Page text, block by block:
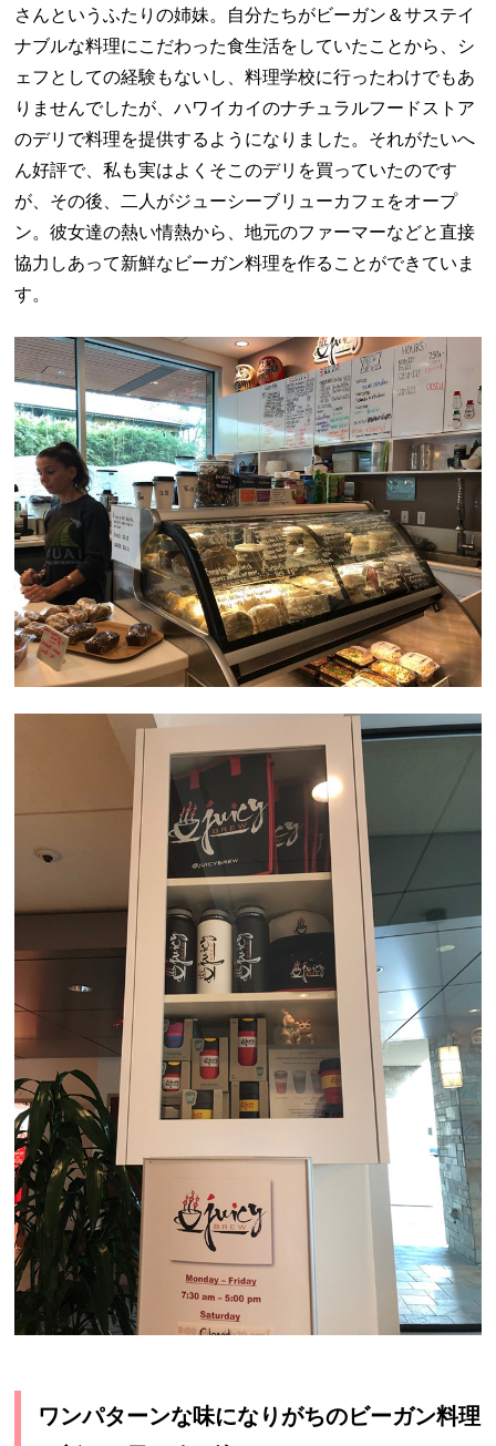
さんというふたりの姉妹。自分たちがビーガン＆サステイ
ナブルな料理にこだわった食生活をしていたことから、シ
ェフとしての経験もないし、料理学校に行ったわけでもあ
りませんでしたが、ハワイカイのナチュラルフードストア
のデリで料理を提供するようになりました。それがたいへ
ん好評で、私も実はよくそこのデリを買っていたのです
が、その後、二人がジューシーブリューカフェをオープ
ン。彼女達の熱い情熱から、地元のファーマーなどと直接
協力しあって新鮮なビーガン料理を作ることができていま
す。
ワンパターンな味になりがちのビーガン料理